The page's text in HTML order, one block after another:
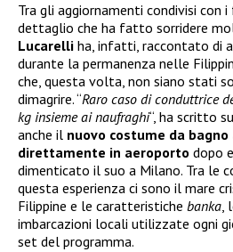
Tra gli aggiornamenti condivisi con i
dettaglio che ha fatto sorridere
Lucarelli ha, infatti, raccontato di
durante la permanenza nelle
che, questa volta, non siano stati
dimagrire. “Raro caso di conduttrice
kg insieme ai naufraghi“, ha scritto
anche il nuovo costume da
direttamente in aeroporto dopo
dimenticato il suo a Milano. Tra le
questa esperienza ci sono il mare
Filippine e le caratteristiche banka,
imbarcazioni locali utilizzate ogni
set del programma.